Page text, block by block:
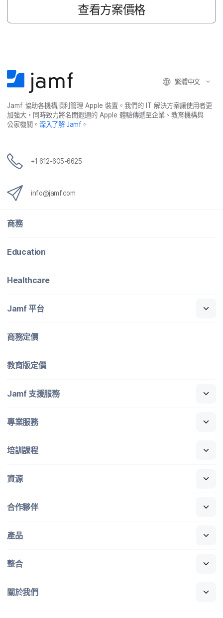
查​看​方案​價格
繁體​中文
Jamf協助​各​機構​順利​管理 Apple裝置。​我們​的 IT解決​方案​讓​使用​者​更​
加強​大，​同時​致力​將​名聞​遐邇​的 Apple體驗​傳遞​至​企業、​教育​機構​與​
公家​機關。深入​了​解Jamf。
+1 612-605-6625
info@jamf.com
商務
Education
Healthcare
Jamf平​台
商務定​價
教育版定​價
Jamf 支援​服務
專業​服務
培訓​課程
資源
合作​夥伴
產品
整合
關於​我們